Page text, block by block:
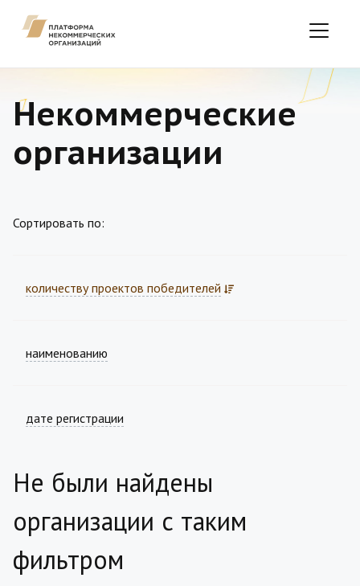
Некоммерческие
организации
Сортировать по:
количеству проектов победителей
наименованию
дате регистрации
Не были найдены
организации с таким
фильтром